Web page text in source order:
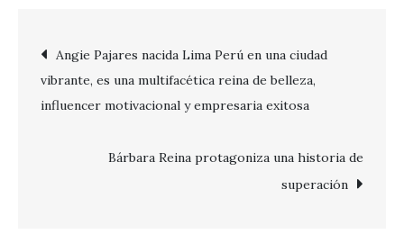
Post
navigation
Angie Pajares nacida Lima Perú en una ciudad
vibrante, es una multifacética reina de belleza,
influencer motivacional y empresaria exitosa
Bárbara Reina protagoniza una historia de
superación